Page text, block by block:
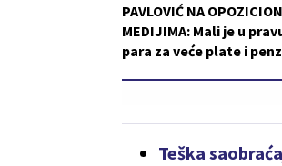
PAVLOVIĆ NA
MEDIJIMA: Mali je u
para za veće plate i
Teška